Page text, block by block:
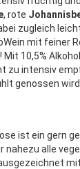
, rote
zugleich
mit feiner
10,5%
zu intensiv
genossen wird.
ist ein gern
nahezu alle